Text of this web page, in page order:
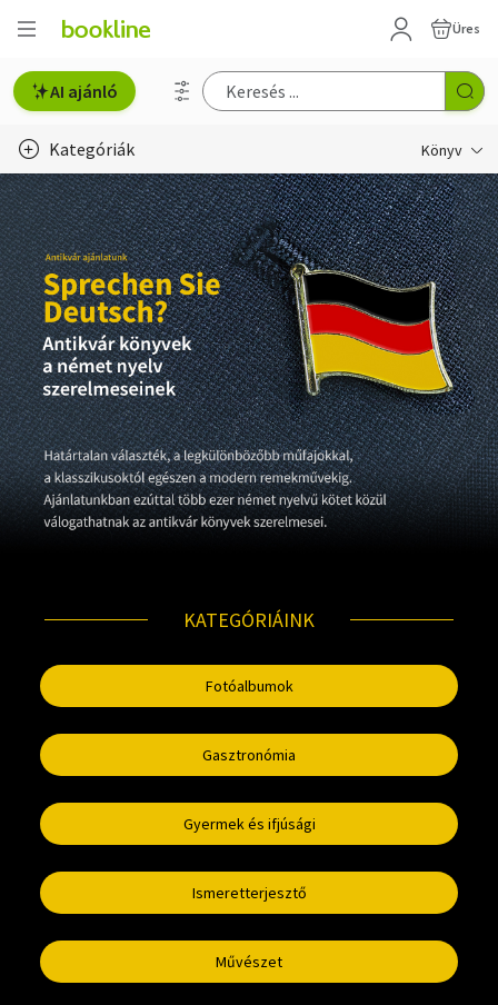
Üres
AI ajánló
Kategóriák Könyv
Életmód, egészség
Erotika
Gyermek- és ifjúsági
Hobbi, szabadidő
Irodalom
Művészet
Szakkönyv
Szótár, nyelvkönyv
Természettudomány
Vallás
KATEGÓRIÁINK
Fotóalbumok
Gasztronómia
Gyermek és ifjúsági
Ismeretterjesztő
Művészet